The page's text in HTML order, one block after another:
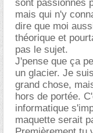
sont passionnés
mais qui n'y
dire que moi
théorique et
pas le sujet.
J'pense que ça
un glacier. Je
grand chose,
hors de portée.
informatique
maquette serait